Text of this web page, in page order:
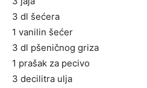
3 dl šećera
1 vanilin šećer
3 dl pšeničnog griza
1 prašak za pecivo
3 decilitra ulja